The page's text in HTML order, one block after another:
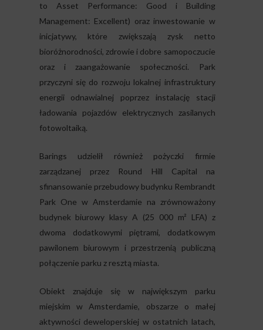
to Asset Performance: Good i Building
Management: Excellent) oraz inwestowanie w
inicjatywy, które zwiększają zysk netto
bioróżnorodności, zdrowie i dobre samopoczucie
oraz i zaangażowanie społeczności. Park
przyczyni się do rozwoju lokalnej infrastruktury
energii odnawialnej poprzez instalację stacji
ładowania pojazdów elektrycznych zasilanych
fotowoltaiką.
Barings udzielił również pożyczki firmie
zarządzanej przez Round Hill Capital na
sfinansowanie przebudowy budynku Rembrandt
Park One w Amsterdamie na zrównoważony
budynek biurowy klasy A (25 000 m² LFA) z
dwoma dodatkowymi piętrami, dodatkowym
pawilonem biurowym i przestrzenią publiczną
połączenie parku z resztą miasta.
Obiekt znajduje się w największym parku
miejskim w Amsterdamie, obszarze o małej
aktywności deweloperskiej w ostatnich latach,